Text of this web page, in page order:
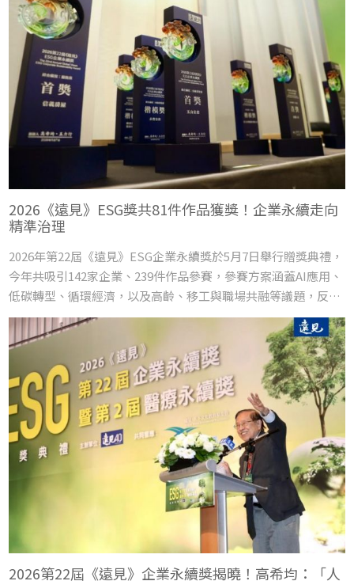
2026《遠見》ESG獎共81件作品獲獎！企業永續走向
精準治理
2026年第22屆《遠見》ESG企業永續獎於5月7日舉行贈獎典禮，
今年共吸引142家企業、239件作品參賽，參賽方案涵蓋AI應用、
低碳轉型、循環經濟，以及高齡、移工與職場共融等議題，反映
企業已將永續思維進一步融入經營決策與日常管理。今年永續獎
呈現台灣企業轉型的四個明確方向。
2026第22屆《遠見》企業永續獎揭曉！高希均：「人